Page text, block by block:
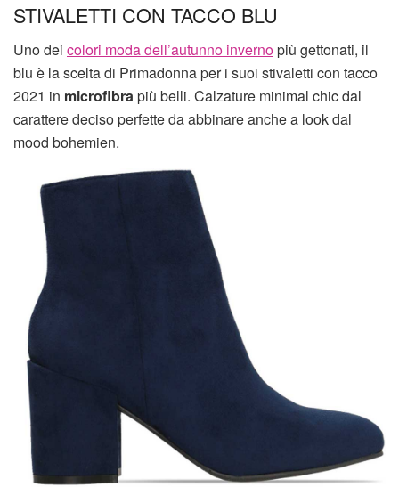
STIVALETTI CON TACCO BLU
Uno dei colori moda dell’autunno invernopiù gettonati, il
blu è la scelta di Primadonna per i suoi stivaletti con tacco
2021 in microfibrapiù belli. Calzature minimal chic dal
carattere deciso perfette da abbinare anche a look dal
mood bohemien.